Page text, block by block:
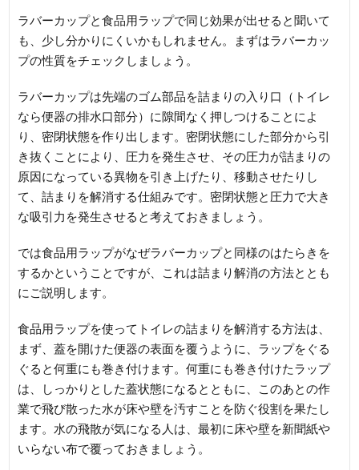
ラバーカップと食品用ラップで同じ効果が出せると聞いて
も、少し分かりにくいかもしれません。まずはラバーカッ
プの性質をチェックしましょう。
ラバーカップは先端のゴム部品を詰まりの入り口（トイレ
なら便器の排水口部分）に隙間なく押しつけることによ
り、密閉状態を作り出します。密閉状態にした部分から引
き抜くことにより、圧力を発生させ、その圧力が詰まりの
原因になっている異物を引き上げたり、移動させたりし
て、詰まりを解消する仕組みです。密閉状態と圧力で大き
な吸引力を発生させると考えておきましょう。
では食品用ラップがなぜラバーカップと同様のはたらきを
するかということですが、これは詰まり解消の方法ととも
にご説明します。
食品用ラップを使ってトイレの詰まりを解消する方法は、
まず、蓋を開けた便器の表面を覆うように、ラップをぐる
ぐると何重にも巻き付けます。何重にも巻き付けたラップ
は、しっかりとした蓋状態になるとともに、このあとの作
業で飛び散った水が床や壁を汚すことを防ぐ役割を果たし
ます。水の飛散が気になる人は、最初に床や壁を新聞紙や
いらない布で覆っておきましょう。